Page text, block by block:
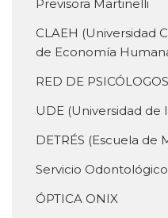
Previsora Martinelli
CLAEH (Universidad
de Economía
RED DE
UDE (Universidad de
DETRÉS (Escuela de
Servicio
ÓPTICA ONIX